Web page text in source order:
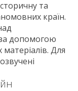
та
країн.
допомогою
Для